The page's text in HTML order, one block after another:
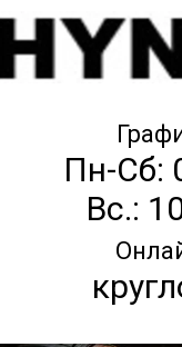
Пн-Сб:
Вс.: